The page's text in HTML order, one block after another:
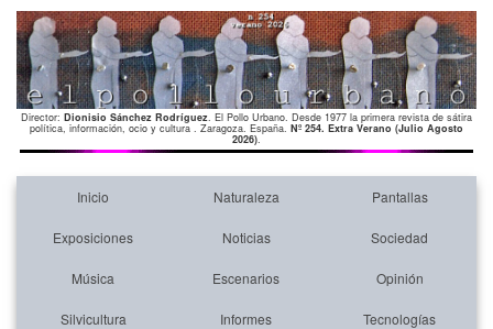
Director: Dionisio Sánchez Rodríguez. El Pollo Urbano. Desde 1977 la primera revista de sátira
política, información, ocio y cultura . Zaragoza. España. Nº 254. Extra Verano (Julio Agosto
2026).
Inicio Naturaleza Pantallas
Exposiciones Noticias Sociedad
Música Escenarios Opinión
Silvicultura Informes Tecnologías